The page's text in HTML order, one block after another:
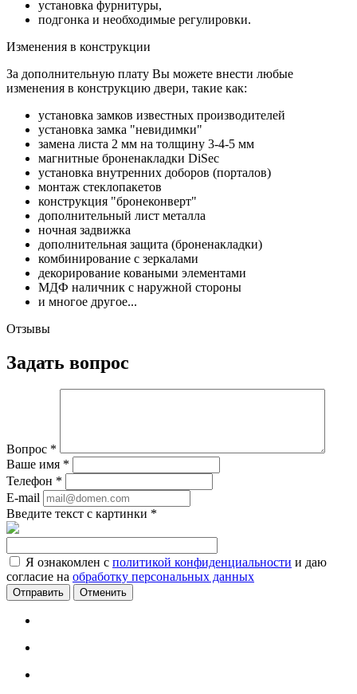
установка фурнитуры,
подгонка и необходимые регулировки.
Изменения в конструкции
За дополнительную плату Вы можете внести любые
изменения в конструкцию двери, такие как:
установка замков известных производителей
установка замка "невидимки"
замена листа 2 мм на толщину 3-4-5 мм
магнитные броненакладки DiSec
установка внутренних доборов (порталов)
монтаж стеклопакетов
конструкция "бронеконверт"
дополнительный лист металла
ночная задвижка
дополнительная защита (броненакладки)
комбинирование с зеркалами
декорирование коваными элементами
МДФ наличник с наружной стороны
и многое другое...
Отзывы
Задать вопрос
Вопрос *
Ваше имя *
Телефон *
E-mail
Введите текст с картинки *
Я ознакомлен с политикой конфиденциальности и даю
согласие на обработку персональных данных
Отменить